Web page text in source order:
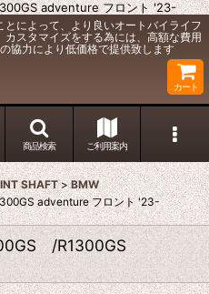
adventure フロント '23-
によって、より良いオートバイライフ
スタマイズをする為には、高額な費用
協力により低価格で提供致します
カート
商品検索 ご利用案内
SHAFT > BMW
adventure フロント '23-
/R1300GS